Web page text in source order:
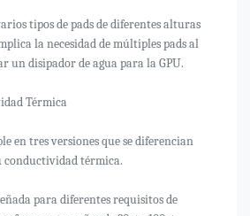
tipos de pads de diferentes alturas
la necesidad de múltiples pads al
un disipador de agua para la GPU.
Térmica
en tres versiones que se diferencian
térmica.
para diferentes requisitos de